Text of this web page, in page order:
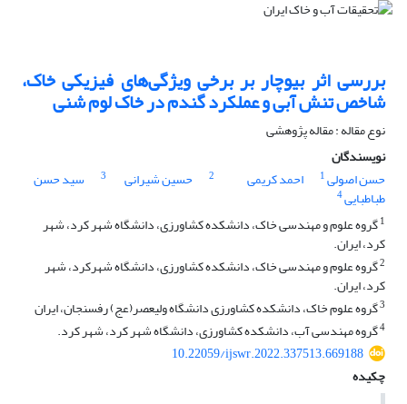
بررسی اثر بیوچار بر برخی ویژگی‌های فیزیکی خاک،
شاخص تنش آبی و عملکرد گندم در خاک لوم شنی
نوع مقاله : مقاله پژوهشی
نویسندگان
حسن اصولی1 احمد کریمی 2 حسین شیرانی 3 سید حسن
طباطبایی4
1گروه علوم و مهندسی خاک، دانشکده کشاورزی، دانشگاه شهر کرد، شهر
کرد، ایران.
2گروه علوم و مهندسی خاک، دانشکده کشاورزی، دانشگاه شهرکرد، شهر
کرد، ایران.
3گروه علوم خاک، دانشکده کشاورزی دانشگاه ولیعصر(عج) رفسنجان، ایران
4گروه مهندسی آب، دانشکده کشاورزی، دانشگاه شهر کرد، شهر کرد.
10.22059/ijswr.2022.337513.669188
چکیده